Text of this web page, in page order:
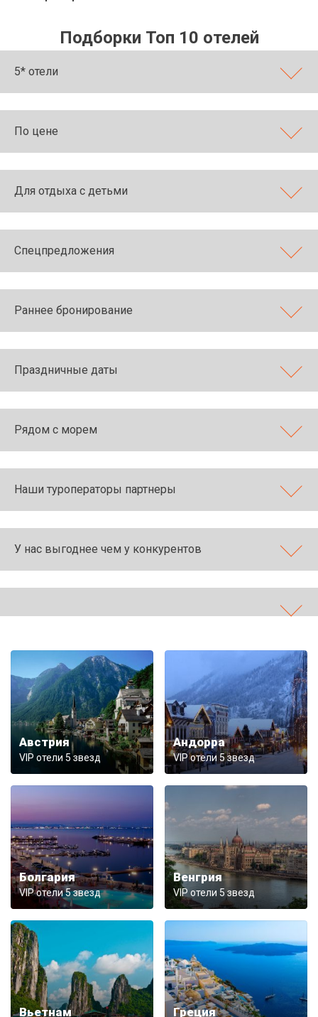
Подборки Топ 10 отелей
5* отели
По цене
Для отдыха с детьми
Спецпредложения
Раннее бронирование
Праздничные даты
Рядом с морем
Наши туроператоры партнеры
У нас выгоднее чем у конкурентов
Австрия
VIP отели 5 звезд
Андорра
VIP отели 5 звезд
Болгария
VIP отели 5 звезд
Венгрия
VIP отели 5 звезд
Вьетнам Греция